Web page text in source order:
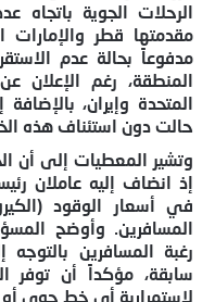
الرحلات الجوية
مقدمتها قطر والإمارات
مدفوعاً بحالة عدم
المنطقة، رغم الإعلان
المتحدة وإيران،
حالت دون استئناف هذه
وتشير المعطيات إلى أن
إذ انضاف إليه عاملان
في أسعار الوقود
المسافرين. وأوضح
رغبة المسافرين
سابقة، مؤكداً أن توفر
لاستمرارية أي خط جوي